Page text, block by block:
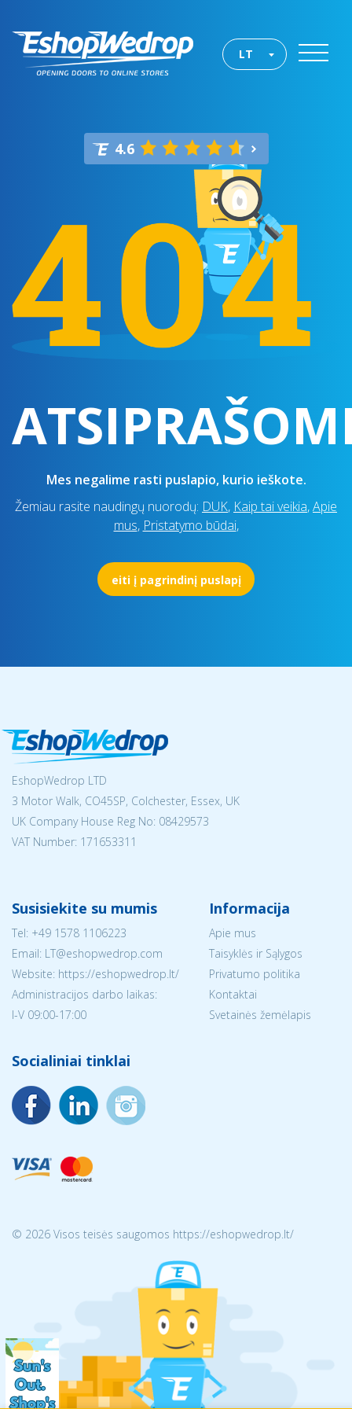
LT
4.6
Mes negalime rasti puslapio, kurio ieškote.
Žemiau rasite naudingų nuorodų: DUK, Kaip tai veikia,Apie
mus, Pristatymo būdai,
eiti į pagrindinį puslapį
EshopWedrop LTD
3 Motor Walk, CO45SP, Colchester, Essex, UK
UK Company House Reg No: 08429573
VAT Number: 171653311
Susisiekite su mumis
Tel: +49 1578 1106223
Email: LT@eshopwedrop.com
Website: https://eshopwedrop.lt/
Administracijos darbo laikas:
I-V 09:00-17:00
Informacija
Apie mus
Taisyklės ir Sąlygos
Privatumo politika
Kontaktai
Svetainės žemėlapis
Socialiniai tinklai
© 2026 Visos teisės saugomos https://eshopwedrop.lt/